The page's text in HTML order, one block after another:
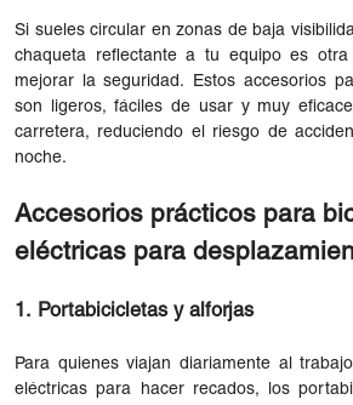
Si sueles circular en zonas de baja
chaqueta reflectante a tu equipo es
mejorar la seguridad. Estos accesorios
son ligeros, fáciles de usar y muy
carretera, reduciendo el riesgo de
noche.
Accesorios prácticos para
eléctricas para
1. Portabicicletas y alforjas
Para quienes viajan diariamente al
eléctricas para hacer recados, los